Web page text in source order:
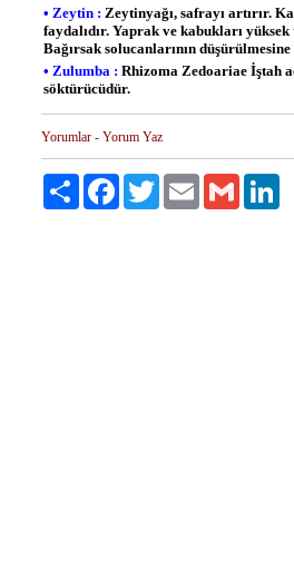
• Zeytin : Zeytinyağı, safrayı artırır.
faydalıdır. Yaprak ve kabukları
Bağırsak solucanlarının
• Zulumba : Rhizoma Zedoariae İştah
söktürücüdür.
Yorumlar - Yorum Yaz
Paylaş FacebookTwitter Email Gmail